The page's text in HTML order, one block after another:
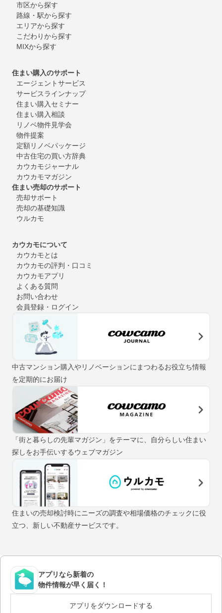
市区から探す
路線・駅から探す
エリアから探す
こだわりから探す
MIXから探す
住まい購入のサポート
エージェントサービス
サービスラインナップ
住まい購入セミナー
住まい購入相談
リノベ物件見学会
物件提案
定額リノベパッケージ
中古住宅の買い方辞典
カウカモジャーナル
カウカモマガジン
住まい売却のサポート
売却サポート
売却の基礎知識
ウルカモ
カウカモについて
カウカモとは
カウカモの評判・口コミ
カウカモアプリ
よくある質問
お問い合わせ
会員登録・ログイン
中古マンション購入やリノベーションにまつわるお役立ち情報
を定期的にお届け
「街と暮らしの先輩マガジン」をテーマに、自分らしい住まい
探しをお手伝いするウェブマガジン
住まいの売却検討時にニーズの調査や相場価格のチェックに役
立つ、新しい不動産サービスです。
アプリなら新着の
物件情報が早く届く！
アプリをダウンロードする